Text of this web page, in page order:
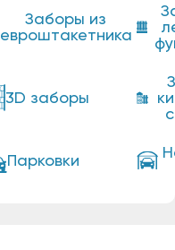
Заборы из
евроштакетника
3D заборы
Парковки